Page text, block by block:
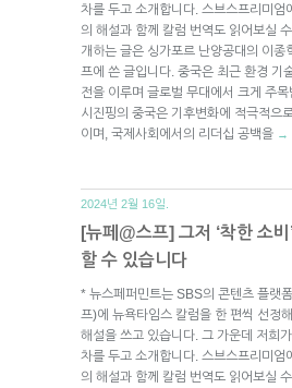
차를 두고 소개합니다. 스브스프리미엄
의 해설과 함께 칼럼 번역도 읽어보실
개하는 글은 싱가포르 난양공대의 이종
프에 쓴 글입니다. 중국은 최근 환경 기
전을 이루며 글로벌 무대에서 크게 주목
시진핑의 중국은 기후변화에 적극적으
이며, 국제사회에서의 리더십 공백을 →
2024년 2월 16일.
[뉴페@스프] 그저 ‘착한 소
할 수 있습니다
* 뉴스페퍼민트는 SBS의 콘텐츠 플랫
프)에 뉴욕타임스 칼럼을 한 편씩 선정
해설을 쓰고 있습니다. 그 가운데 저희
차를 두고 소개합니다. 스브스프리미엄
의 해설과 함께 칼럼 번역도 읽어보실